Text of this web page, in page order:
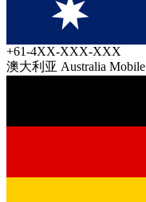
+61-4XX-XXX-XXX
澳大利亚 Australia Mobile